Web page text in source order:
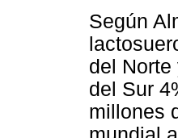
Según
del
del Sur
millones